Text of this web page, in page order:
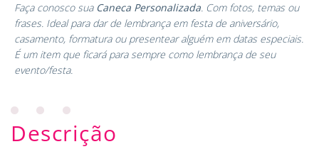
Faça conosco sua Caneca Personalizada. Com fotos, temas ou
frases. Ideal para dar de lembrança em festa de aniversário,
casamento, formatura ou presentear alguém em datas especiais.
É um item que ficará para sempre como lembrança de seu
evento/festa.
Descrição